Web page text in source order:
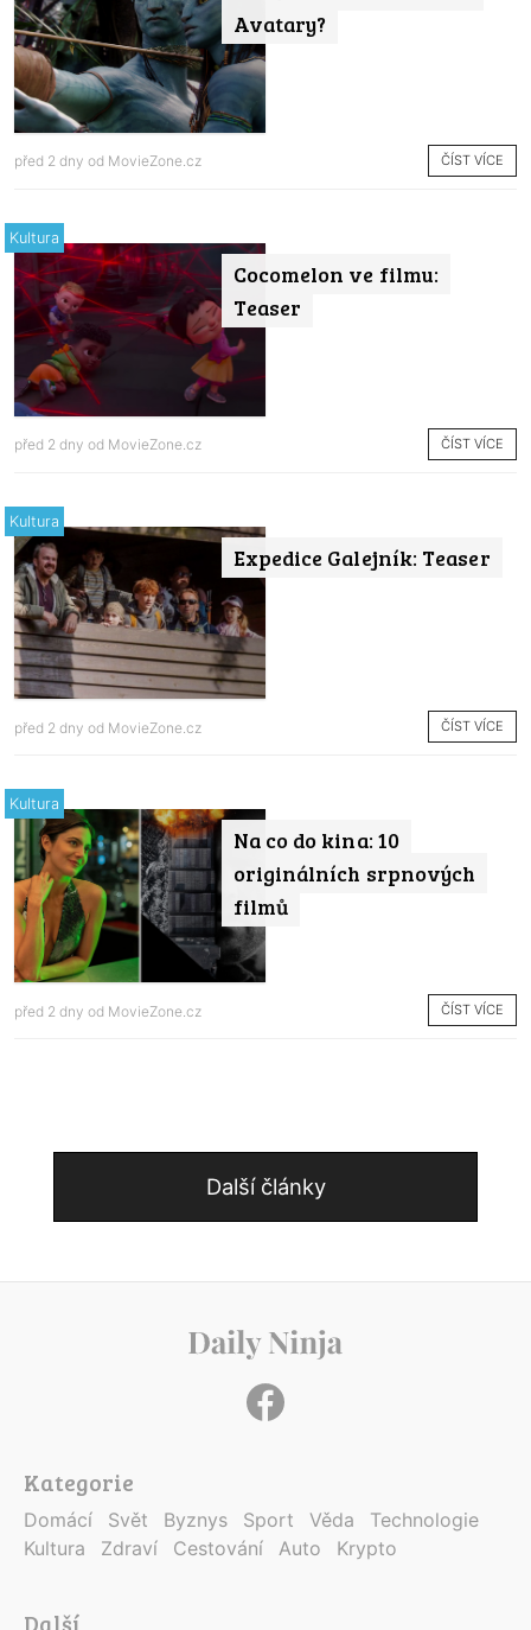
Avatary?
před 2 dny od MovieZone.cz ČÍST VÍCE
Cocomelon ve filmu:
Teaser
Kultura
před 2 dny od MovieZone.cz ČÍST VÍCE
Expedice Galejník: Teaser
Kultura
před 2 dny od MovieZone.cz ČÍST VÍCE
Na co do kina: 10
originálních srpnových
filmů
Kultura
před 2 dny od MovieZone.cz ČÍST VÍCE
Další články
Kategorie
Domácí Svět Byznys Sport Věda
Technologie
Kultura
Zdraví Cestování Auto Krypto
Další